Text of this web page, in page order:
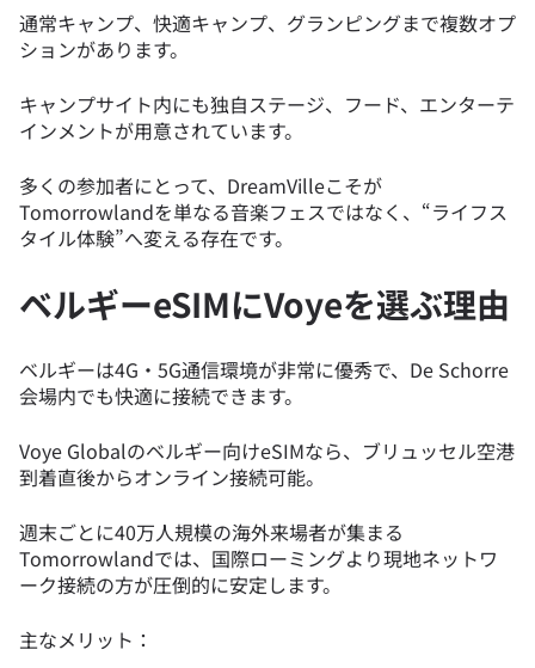
通常キャンプ、快適キャンプ、グランピングまで複数オプ
ションがあります。
キャンプサイト内にも独自ステージ、フード、エンターテ
インメントが用意されています。
多くの参加者にとって、DreamVilleこそが
Tomorrowlandを単なる音楽フェスではなく、“ライフス
タイル体験”へ変える存在です。
ベルギーeSIMにVoyeを選ぶ理由
ベルギーは4G・5G通信環境が非常に優秀で、De Schorre
会場内でも快適に接続できます。
Voye Globalのベルギー向けeSIMなら、ブリュッセル空港
到着直後からオンライン接続可能。
週末ごとに40万人規模の海外来場者が集まる
Tomorrowlandでは、国際ローミングより現地ネットワ
ーク接続の方が圧倒的に安定します。
主なメリット：